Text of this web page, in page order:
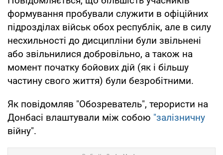
формування пробували служити в офіційних
підрозділах військ обох республік, але в силу
несхильності до дисципліни були звільнені
або звільнилися добровільно, а також на
момент початку бойових дій (як і більшу
частину свого життя) були безробітними.
Як повідомляв "Обозреватель", терористи на
Донбасі влаштували між собою "залізничну
війну".